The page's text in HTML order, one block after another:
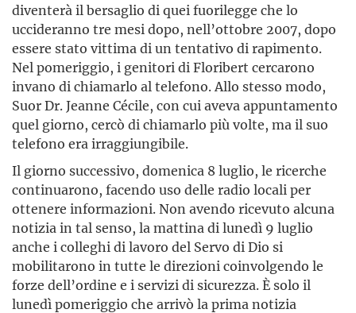
diventerà il bersaglio di quei fuorilegge che lo
uccideranno tre mesi dopo, nell’ottobre 2007, dopo
essere stato vittima di un tentativo di rapimento.
Nel pomeriggio, i genitori di Floribert cercarono
invano di chiamarlo al telefono. Allo stesso modo,
Suor Dr. Jeanne Cécile, con cui aveva appuntamento
quel giorno, cercò di chiamarlo più volte, ma il suo
telefono era irraggiungibile.
Il giorno successivo, domenica 8 luglio, le ricerche
continuarono, facendo uso delle radio locali per
ottenere informazioni. Non avendo ricevuto alcuna
notizia in tal senso, la mattina di lunedì 9 luglio
anche i colleghi di lavoro del Servo di Dio si
mobilitarono in tutte le direzioni coinvolgendo le
forze dell’ordine e i servizi di sicurezza. È solo il
lunedì pomeriggio che arrivò la prima notizia